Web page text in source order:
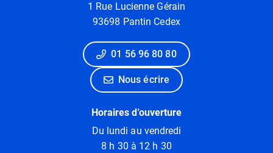
1 Rue Lucienne Gérain
93698 Pantin Cedex
01 56 96 80 80
Nous écrire
Horaires d'ouverture
Du lundi au vendredi
8 h 30 à 12 h 30